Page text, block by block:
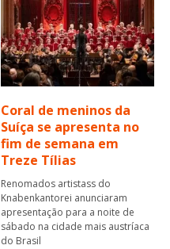
Coral de meninos da
Suíça se apresenta no
fim de semana em
Treze Tílias
Renomados artistass do
Knabenkantorei anunciaram
apresentação para a noite de
sábado na cidade mais austríaca
do Brasil